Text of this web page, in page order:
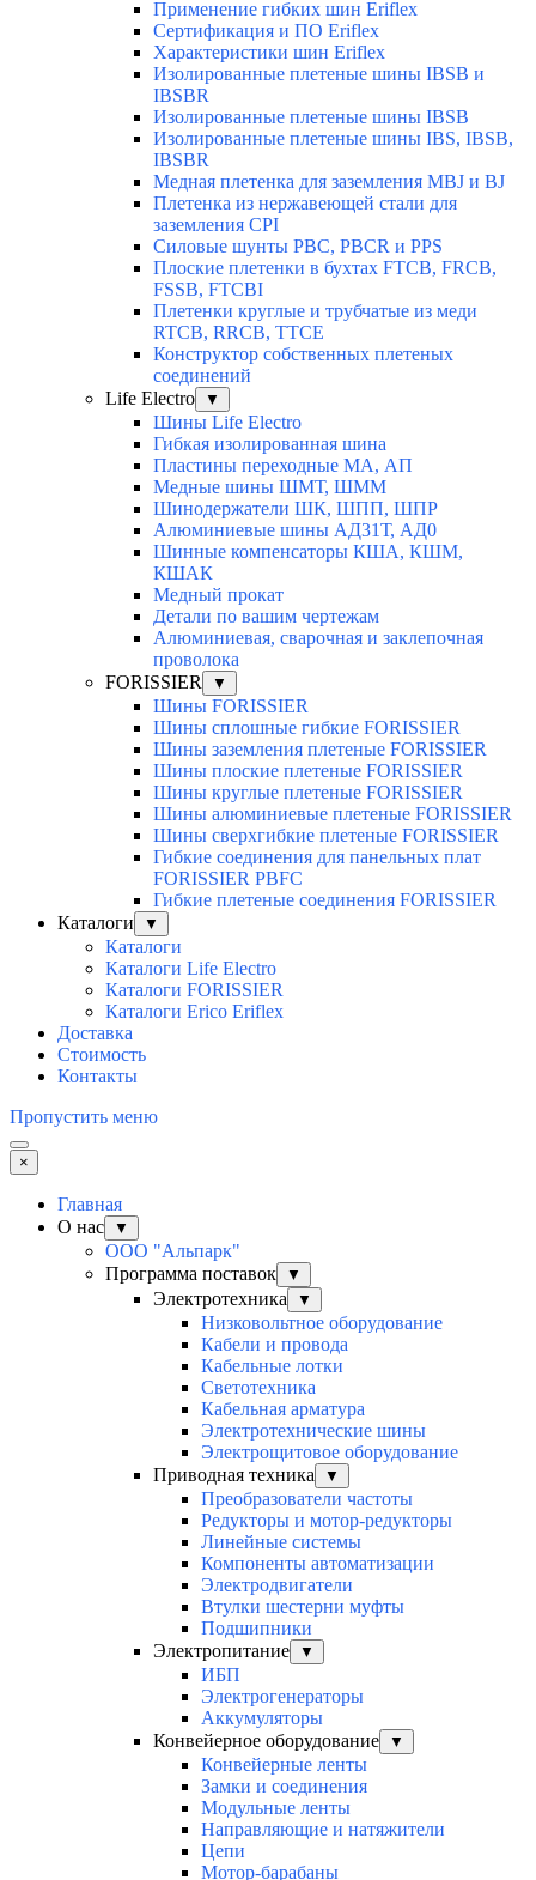
Применение гибких шин Eriflex
Сертификация и ПО Eriflex
Характеристики шин Eriflex
Изолированные плетеные шины IBSB и
IBSBR
Изолированные плетеные шины IBSB
Изолированные плетеные шины IBS, IBSB,
IBSBR
Медная плетенка для заземления MBJ и BJ
Плетенка из нержавеющей стали для
заземления CPI
Силовые шунты PBC, PBCR и PPS
Плоские плетенки в бухтах FTCB, FRCB,
FSSB, FTCBI
Плетенки круглые и трубчатые из меди
RTCB, RRCB, TTCE
Конструктор собственных плетеных
соединений
Life Electro
▼
Шины Life Electro
Гибкая изолированная шина
Пластины переходные МА, АП
Медные шины ШМТ, ШММ
Шинодержатели ШК, ШПП, ШПР
Алюминиевые шины АД31Т, АД0
Шинные компенсаторы КША, КШМ,
КШАК
Медный прокат
Детали по вашим чертежам
Алюминиевая, cварочная и заклепочная
проволока
FORISSIER
▼
Шины FORISSIER
Шины сплошные гибкие FORISSIER
Шины заземления плетеные FORISSIER
Шины плоские плетеные FORISSIER
Шины круглые плетеные FORISSIER
Шины алюминиевые плетеные FORISSIER
Шины сверхгибкие плетеные FORISSIER
Гибкие соединения для панельных плат
FORISSIER PBFC
Гибкие плетеные соединения FORISSIER
Каталоги
▼
Каталоги
Каталоги Life Electro
Каталоги FORISSIER
Каталоги Erico Eriflex
Доставка
Стоимость
Контакты
Пропустить меню
×
Главная
О нас
▼
ООО "Альпарк"
Программа поставок
▼
Электротехника ▼
Низковольтное оборудование
Кабели и провода
Кабельные лотки
Светотехника
Кабельная арматура
Электротехнические шины
Электрощитовое оборудование
Приводная техника
▼
Преобразователи частоты
Редукторы и мотор-редукторы
Линейные системы
Компоненты автоматизации
Электродвигатели
Втулки шестерни муфты
Подшипники
Электропитание
▼
ИБП
Электрогенераторы
Аккумуляторы
Конвейерное оборудование
▼
Конвейерные ленты
Замки и соединения
Модульные ленты
Направляющие и натяжители
Цепи
Мотор-барабаны